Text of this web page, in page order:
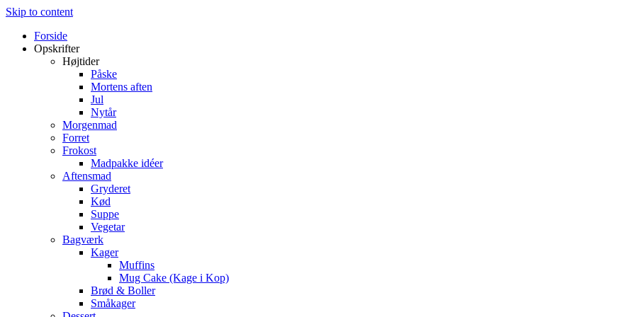
Skip to content
Forside
Opskrifter
Højtider
Påske
Mortens aften
Jul
Nytår
Morgenmad
Forret
Frokost
Madpakke idéer
Aftensmad
Gryderet
Kød
Suppe
Vegetar
Bagværk
Kager
Muffins
Mug Cake (Kage i Kop)
Brød & Boller
Småkager